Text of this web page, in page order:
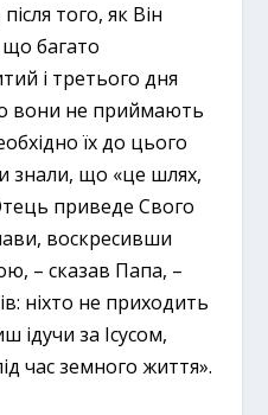
того, як Він
що багато
і третього дня
вони не приймають
їх до цього
знали, що «це шлях,
приведе Свого
воскресивши
– сказав Папа, –
ніхто не приходить
ідучи за Ісусом,
час земного життя».